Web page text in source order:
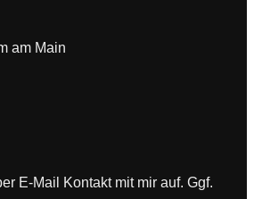
am Main
E-Mail Kontakt mit mir auf. Ggf.